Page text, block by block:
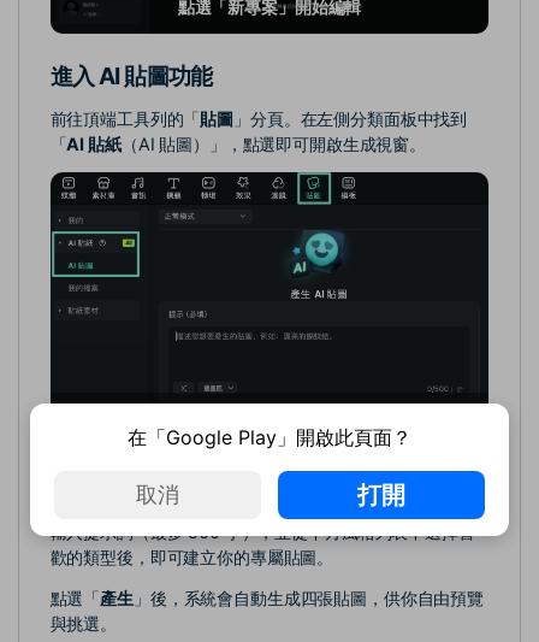
點選「新專案」開始編輯
進入 AI 貼圖功能
前往頂端工具列的「貼圖 」分頁。在左側分類面板中找到
「AI 貼紙（AI 貼圖）」，點選即可開啟生成視窗。
生成 AI 貼圖
輸入提示詞（最多 500 字），並從下方風格列表中選擇喜
歡的類型後，即可建立你的專屬貼圖。
點選「產生 」後，系統會自動生成四張貼圖，供你自由預覽
與挑選。
在「Google Play」開啟此頁面？
取消 打開